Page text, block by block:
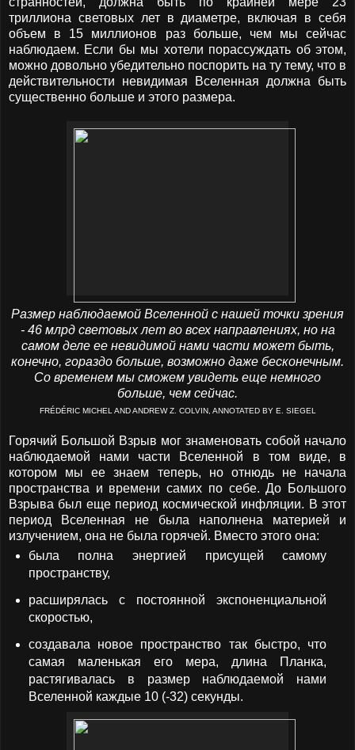
триллиона световых лет в диаметре, включая в себя
объем в 15 миллионов раз больше, чем мы сейчас
наблюдаем. Если бы мы хотели порассуждать об этом,
можно довольно убедительно поспорить на ту тему, что в
действительности невидимая Вселенная должна быть
существенно больше и этого размера.
Размер наблюдаемой Вселенной с нашей точки зрения
- 46 млрд световых лет во всех направлениях, но на
самом деле ее невидимой нами части может быть,
конечно, гораздо больше, возможно даже бесконечным.
Со временем мы сможем увидеть еще немного
больше, чем сейчас.
FRÉDÉRIC MICHEL AND ANDREW Z. COLVIN, ANNOTATED BY E. SIEGEL
Горячий Большой Взрыв мог знаменовать собой начало
наблюдаемой нами части Вселенной в том виде, в
котором мы ее знаем теперь, но отнюдь не начала
пространства и времени самих по себе. До Большого
Взрыва был еще период космической инфляции. В этот
период Вселенная не была наполнена материей и
излучением, она не была горячей. Вместо этого она:
была полна энергией присущей самому
пространству,
расширялась с постоянной экспоненциальной
скоростью,
создавала новое пространство так быстро, что
самая маленькая его мера, длина Планка,
растягивалась в размер наблюдаемой нами
Вселенной каждые 10 (-32) секунды.